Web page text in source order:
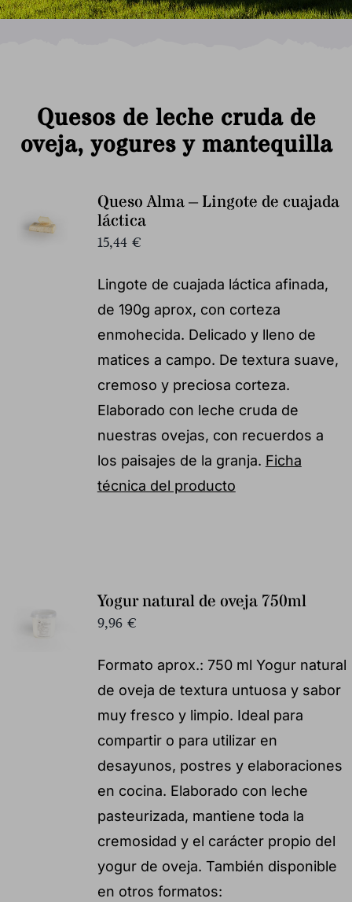
Quesos de leche cruda de
oveja, yogures y mantequilla
Queso Alma – Lingote de cuajada
láctica
15,44 €
Lingote de cuajada láctica afinada,
de 190g aprox, con corteza
enmohecida. Delicado y lleno de
matices a campo. De textura suave,
cremoso y preciosa corteza.
Elaborado con leche cruda de
nuestras ovejas, con recuerdos a
los paisajes de la granja. Ficha
técnica del producto
Yogur natural de oveja 750ml
9,96 €
Formato aprox.: 750 ml Yogur natural
de oveja de textura untuosa y sabor
muy fresco y limpio. Ideal para
compartir o para utilizar en
desayunos, postres y elaboraciones
en cocina. Elaborado con leche
pasteurizada, mantiene toda la
cremosidad y el carácter propio del
yogur de oveja. También disponible
en otros formatos: